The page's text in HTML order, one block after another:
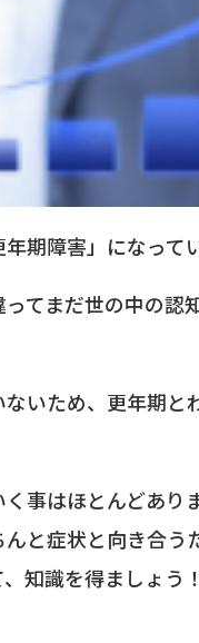
期障害」になって
てまだ世の中の
いため、更年期
事はほとんどあ
と症状と向き合
知識を得ましょう！